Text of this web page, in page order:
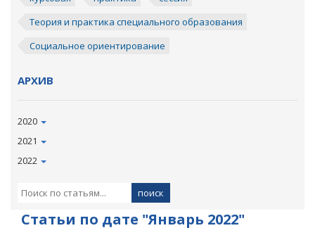
Теория и практика специального образования
Социальное ориентирование
АРХИВ
2020
2021
2022
Статьи по дате "Январь 2022"